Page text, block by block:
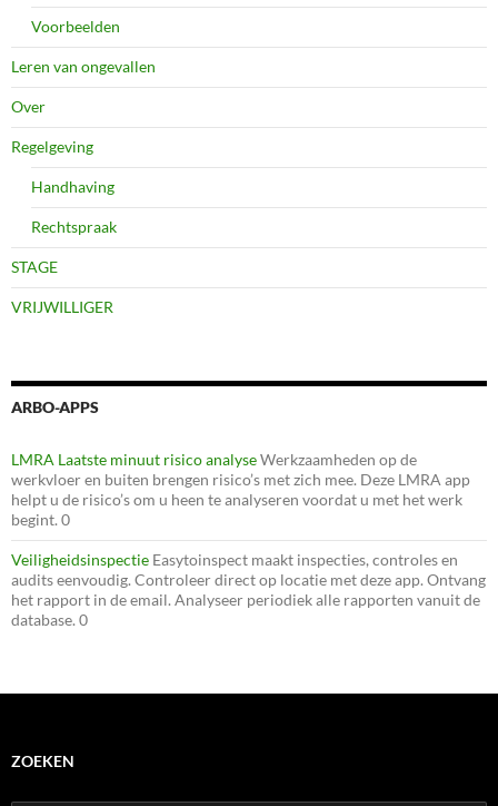
Voorbeelden
Leren van ongevallen
Over
Regelgeving
Handhaving
Rechtspraak
STAGE
VRIJWILLIGER
ARBO-APPS
LMRA Laatste minuut risico analyseWerkzaamheden op de
werkvloer en buiten brengen risico’s met zich mee. Deze LMRA app
helpt u de risico’s om u heen te analyseren voordat u met het werk
begint. 0
Veiligheidsinspectie Easytoinspect maakt inspecties, controles en
audits eenvoudig. Controleer direct op locatie met deze app. Ontvang
het rapport in de email. Analyseer periodiek alle rapporten vanuit de
database. 0
ZOEKEN